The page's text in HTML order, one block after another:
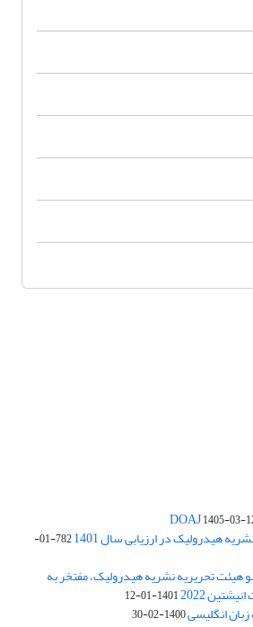
1405-03-
هیدرولیک در ارزیابی سال 1401
782-01-
تحریریه نشریه هیدرولیک، مفتخر به
2022
1401-01-12
انگلیسی1400-02-30